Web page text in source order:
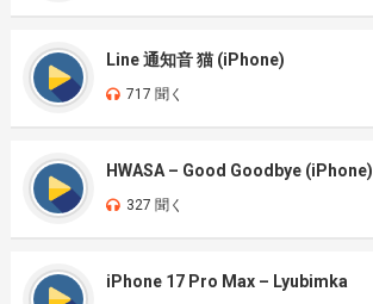
Line 通知音 猫 (iPhone)
717 聞く
HWASA – Good Goodbye (iPhone)
327 聞く
iPhone 17 Pro Max – Lyubimka